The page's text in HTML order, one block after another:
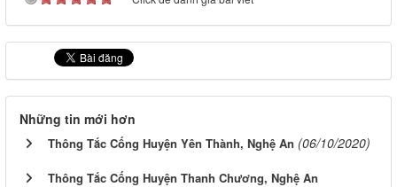
Những tin mới hơn
Thông Tắc Cống Huyện Yên Thành, Nghệ An (06/10/2020)
Thông Tắc Cống Huyện Thanh Chương, Nghệ An